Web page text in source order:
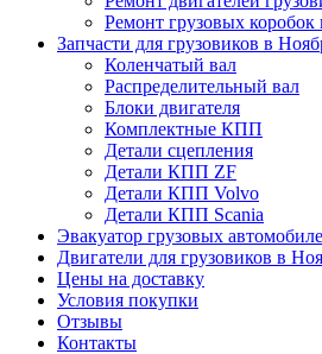
Ремонт грузовых коробок
Запчасти для грузовиков в
Коленчатый вал
Распределительный вал
Блоки двигателя
Комплектные КПП
Детали сцепления
Детали КПП ZF
Детали КПП Volvo
Детали КПП Scania
Эвакуатор грузовых
Двигатели для грузовиков в
Цены на доставку
Условия покупки
Отзывы
Контакты